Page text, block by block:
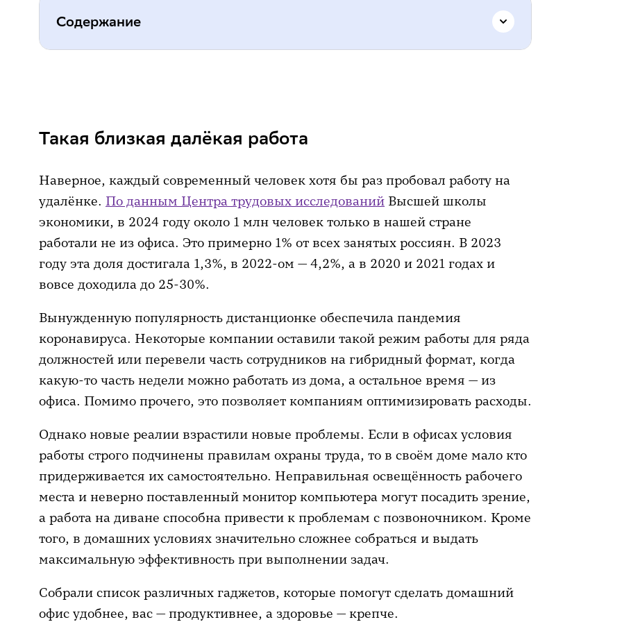
Содержание
Автоматические шторы. Когда важно побыть в темноте
Электронные планшеты и умные ручки. Записи будущего
Дополнительная помощь
Такая близкая далёкая работа
Наверное, каждый современный человек хотя бы раз пробовал работу на
удалёнке. По данным Центра трудовых исследований Высшей школы
экономики, в 2024 году около 1 млн человек только в нашей стране
работали не из офиса. Это примерно 1% от всех занятых россиян. В 2023
году эта доля достигала 1,3%, в 2022-ом — 4,2%, а в 2020 и 2021 годах и
вовсе доходила до 25-30%.
Вынужденную популярность дистанционке обеспечила пандемия
коронавируса. Некоторые компании оставили такой режим работы для ряда
должностей или перевели часть сотрудников на гибридный формат, когда
какую-то часть недели можно работать из дома, а остальное время — из
офиса. Помимо прочего, это позволяет компаниям оптимизировать расходы.
Однако новые реалии взрастили новые проблемы. Если в офисах условия
работы строго подчинены правилам охраны труда, то в своём доме мало кто
придерживается их самостоятельно. Неправильная освещённость рабочего
места и неверно поставленный монитор компьютера могут посадить зрение,
а работа на диване способна привести к проблемам с позвоночником. Кроме
того, в домашних условиях значительно сложнее собраться и выдать
максимальную эффективность при выполнении задач.
Собрали список различных гаджетов, которые помогут сделать домашний
офис удобнее, вас — продуктивнее, а здоровье — крепче.